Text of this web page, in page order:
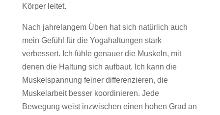
Körper leitet.
Nach jahrelangem Üben hat sich natürlich auch
mein Gefühl für die Yogahaltungen stark
verbessert. Ich fühle genauer die Muskeln, mit
denen die Haltung sich aufbaut. Ich kann die
Muskelspannung feiner differenzieren, die
Muskelarbeit besser koordinieren. Jede
Bewegung weist inzwischen einen hohen Grad an